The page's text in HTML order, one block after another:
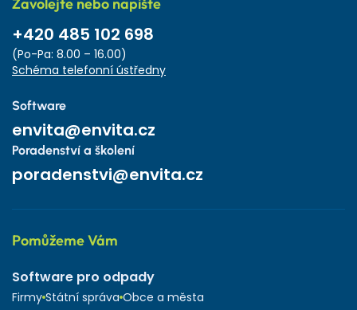
+420 485 102 698
(Po-Pa: 8.00 – 16.00)
Schéma telefonní ústředny
Software
envita@envita.cz
Poradenství a školení
poradenstvi@envita.cz
Pomůžeme Vám
Software pro odpady
Firmy Státní správa Obce a města